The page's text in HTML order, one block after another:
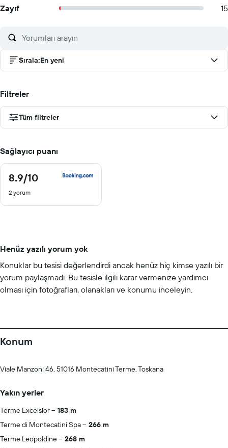
Zayıf
15
Sırala:En yeni
Filtreler
Tüm filtreler
Sağlayıcı puanı
8.9/10
8.9
10
2 yorum
Henüz yazılı yorum yok
Konuklar bu tesisi değerlendirdi ancak henüz hiç kimse yazılı bir
yorum paylaşmadı. Bu tesisle ilgili karar vermenize yardımcı
olması için fotoğrafları, olanakları ve konumu inceleyin.
Konum
Viale Manzoni 46, 51016 Montecatini Terme, Toskana
Yakın yerler
Terme Excelsior
183 m
Terme di Montecatini Spa
266 m
Terme Leopoldine
268 m